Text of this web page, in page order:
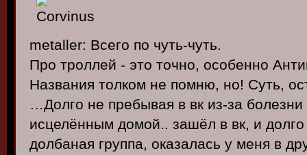
metaller: Всего по чуть-чуть.
Про троллей - это точно, особенно
Названия толком не помню, но! Суть,
…Долго не пребывая в вк из-за
исцелённым домой.. зашёл в вк, и долго
долбаная группа, оказалась у меня в